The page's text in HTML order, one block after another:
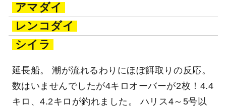
アマダイ
レンコダイ
シイラ
延長船。 潮が流れるわりにほぼ餌取りの反応。
数はいませんでしたが4キロオーバーが2枚！4.4
キロ、4.2キロが釣れました。 ハリス4～5号以